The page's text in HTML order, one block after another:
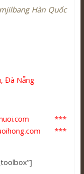
Hàn Quốc
Đà Nẵng
***
***